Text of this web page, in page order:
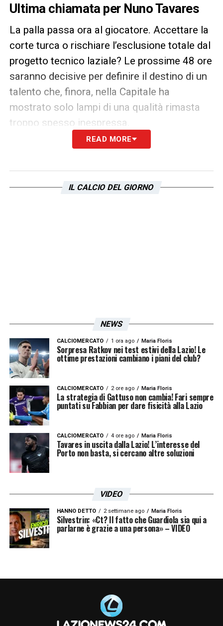
Ultima chiamata per Nuno Tavares
La palla passa ora al giocatore. Accettare la
corte turca o rischiare l’esclusione totale dal
progetto tecnico laziale? Le prossime 48 ore
saranno decisive per definire il destino di un
talento che, finora, nella Capitale ha
mostrato solo lampi di una qualità rimasta
troppo spesso inespressa.
LEGGI ANCHE:Romagnoli Al Sadd, il
READ MORE
IL CALCIO DEL GIORNO
NEWS
CALCIOMERCATO 1 ora ago Maria Floris
Sorpresa Ratkov nei test estivi della Lazio! Le
ottime prestazioni cambiano i piani del club?
CALCIOMERCATO 2 ore ago Maria Floris
La strategia di Gattuso non cambia! Fari sempre
puntati su Fabbian per dare fisicità alla Lazio
CALCIOMERCATO 4 ore ago Maria Floris
Tavares in uscita dalla Lazio! L’interesse del
Porto non basta, si cercano altre soluzioni
VIDEO
HANNO DETTO 2 settimane ago Maria Floris
Silvestrin: «Ct? Il fatto che Guardiola sia qui a
parlarne è grazie a una persona» – VIDEO